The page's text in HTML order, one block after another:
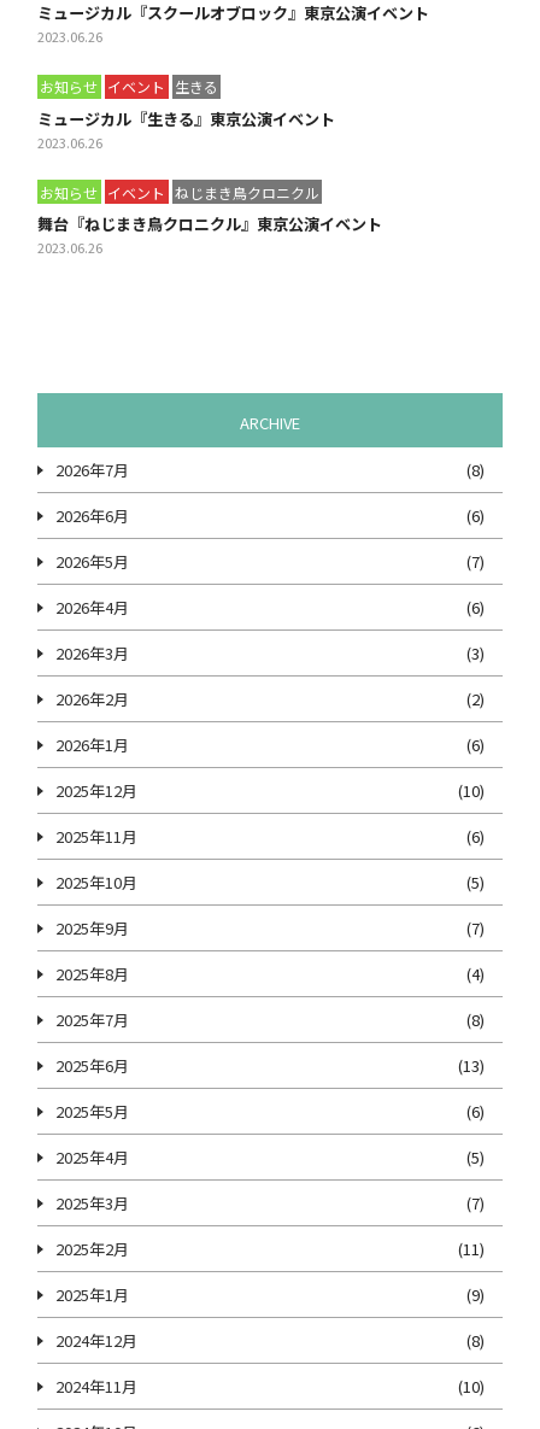
ミュージカル『スクールオブロック』東京公演イベント
2023.06.26
お知らせ イベント 生きる
ミュージカル『生きる』東京公演イベント
2023.06.26
お知らせ イベント ねじまき鳥クロニクル
舞台『ねじまき鳥クロニクル』東京公演イベント
2023.06.26
ARCHIVE
2026年7月
(8)
2026年6月
(6)
2026年5月
(7)
2026年4月
(6)
2026年3月
(3)
2026年2月
(2)
2026年1月
(6)
2025年12月
(10)
2025年11月
(6)
2025年10月
(5)
2025年9月
(7)
2025年8月
(4)
2025年7月
(8)
2025年6月
(13)
2025年5月
(6)
2025年4月
(5)
2025年3月
(7)
2025年2月
(11)
2025年1月
(9)
2024年12月
(8)
2024年11月
(10)